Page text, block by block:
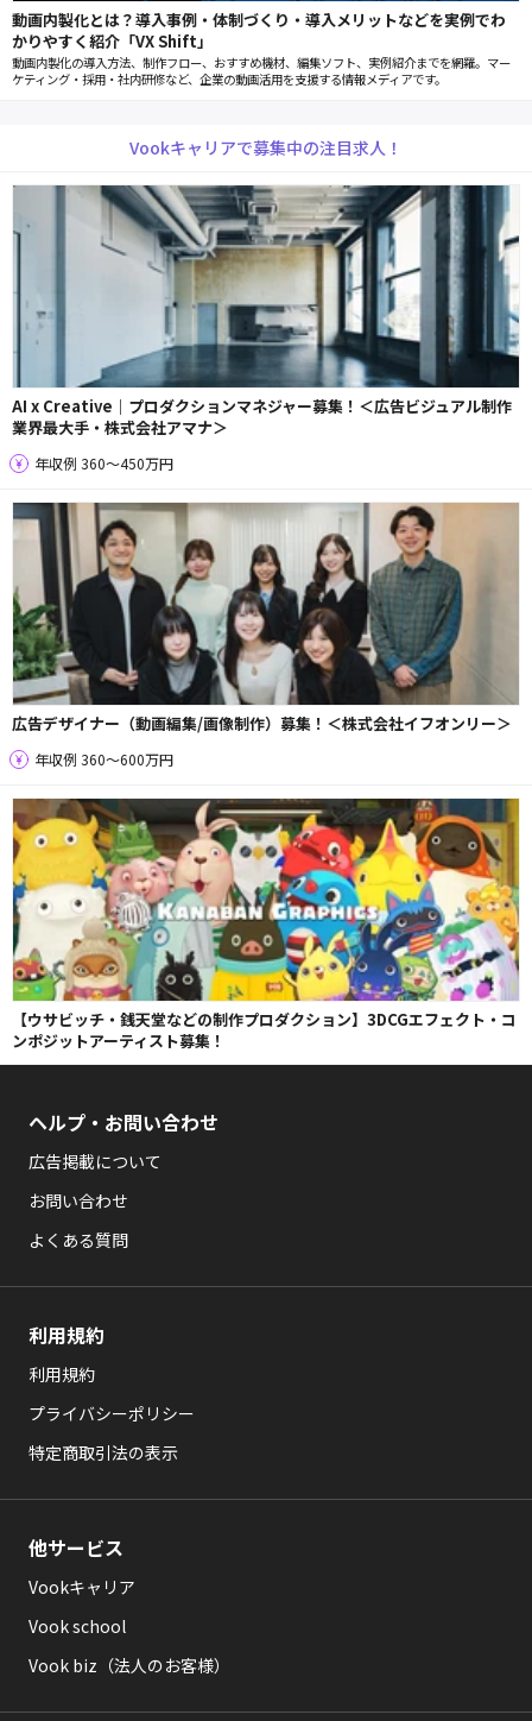
動画内製化とは？導入事例・体制づくり・導入メリットなどを実例でわ
かりやすく紹介「VX Shift」
動画内製化の導入方法、制作フロー、おすすめ機材、編集ソフト、実例紹介までを網羅。マー
ケティング・採用・社内研修など、企業の動画活用を支援する情報メディアです。
Vookキャリアで募集中の注目求人！
AI x Creative｜プロダクションマネジャー募集！＜広告ビジュアル制作
業界最大手・株式会社アマナ＞
年収例 360〜450万円
広告デザイナー（動画編集/画像制作）募集！＜株式会社イフオンリー＞
年収例 360〜600万円
【ウサビッチ・銭天堂などの制作プロダクション】3DCGエフェクト・コ
ンポジットアーティスト募集！
ヘルプ・お問い合わせ
広告掲載について
お問い合わせ
よくある質問
利用規約
利用規約
プライバシーポリシー
特定商取引法の表示
他サービス
Vookキャリア
Vook school
Vook biz（法人のお客様）